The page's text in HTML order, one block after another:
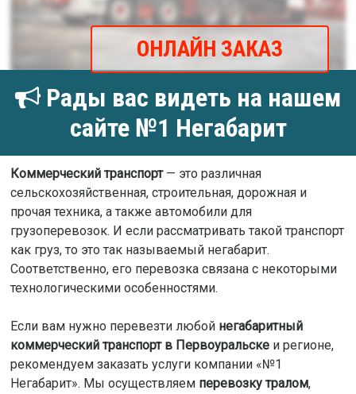
ОНЛАЙН ЗАКАЗ
Рады вас видеть на нашем
сайте №1 Негабарит
Коммерческий транспорт— это различная
сельскохозяйственная, строительная, дорожная и
прочая техника, а также автомобили для
грузоперевозок. И если рассматривать такой транспорт
как груз, то это так называемый негабарит.
Соответственно, его перевозка связана с некоторыми
технологическими особенностями.
Если вам нужно перевезти любой негабаритный
коммерческий транспорт в Первоуральскеи регионе,
рекомендуем заказать услуги компании «№1
Негабарит». Мы осуществляем перевозку тралом,